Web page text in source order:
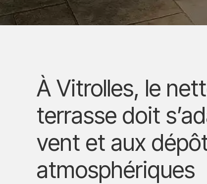
À Vitrolles, le
terrasse doit
vent et aux
atmosphériques